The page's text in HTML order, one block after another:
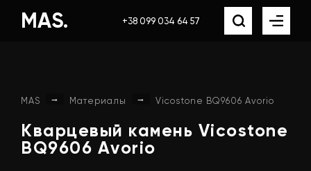
MAS. +38 099 034 64 57
MAS → Материалы → Vicostone BQ9606 Avorio
Кварцевый камень Vicostone
BQ9606 Avorio